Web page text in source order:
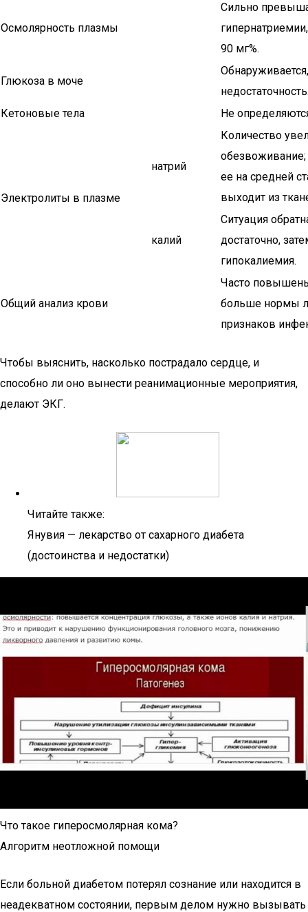
Осмолярность плазмы
Сильно
90 мг%.
Глюкоза в моче
Кетоновые тела
Не
Электролиты в плазме
натрий
Количество
ее на средней
выходит из
калий
Ситуация
достаточно,
гипокалиемия.
Общий анализ крови
Часто
больше нормы
признаков
Чтобы выяснить, насколько пострадало сердце, и
способно ли оно вынести реанимационные мероприятия,
делают ЭКГ.
Читайте также:
Янувия — лекарство от сахарного диабета
(достоинства и недостатки)
Что такое гиперосмолярная кома?
Алгоритм неотложной помощи
Если больной диабетом потерял сознание или находится в
неадекватном состоянии, первым делом нужно вызывать